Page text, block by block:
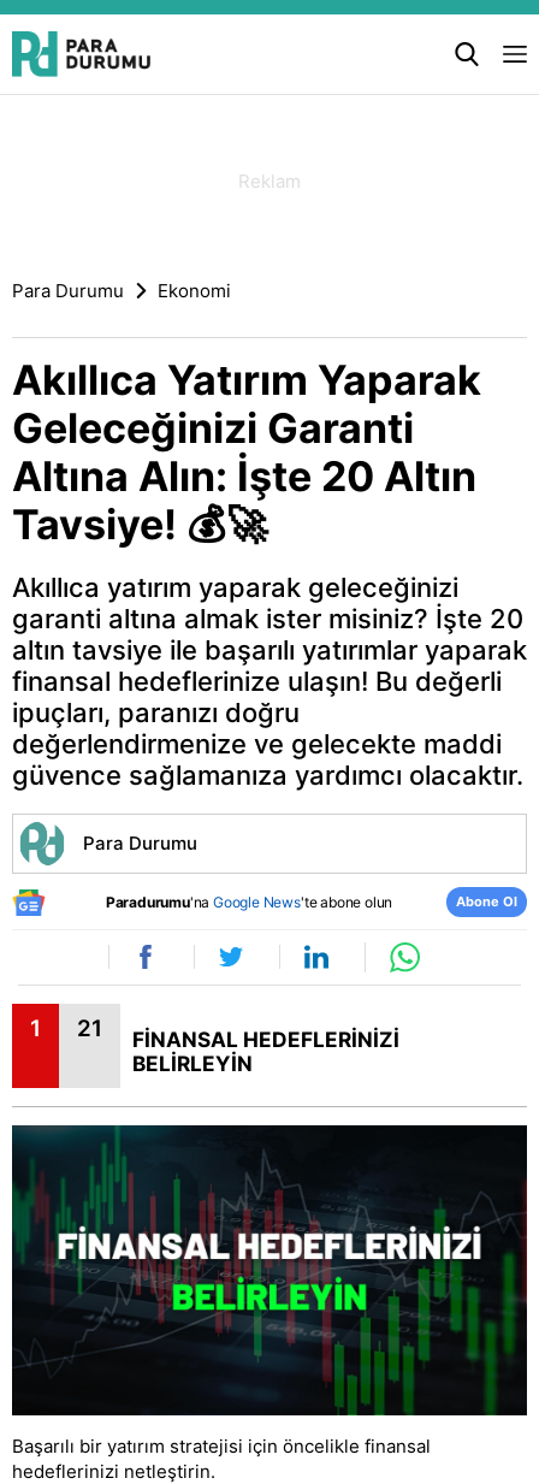
Para Durumu Ekonomi
Akıllıca Yatırım Yaparak
Geleceğinizi Garanti
Altına Alın: İşte 20 Altın
Tavsiye! 💰🚀
Akıllıca yatırım yaparak geleceğinizi
garanti altına almak ister misiniz? İşte 20
altın tavsiye ile başarılı yatırımlar yaparak
finansal hedeflerinize ulaşın! Bu değerli
ipuçları, paranızı doğru
değerlendirmenize ve gelecekte maddi
güvence sağlamanıza yardımcı olacaktır.
Para Durumu
Paradurumu'naGoogle News'te abone olun Abone Ol
1 21
FİNANSAL HEDEFLERİNİZİ
BELİRLEYİN
Başarılı bir yatırım stratejisi için öncelikle finansal
hedeflerinizi netleştirin.